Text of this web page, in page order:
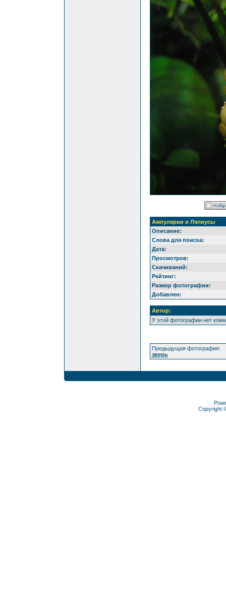
Ампулярии и Лялиусы
Описание:
Слова для поиска:
Дата:
Просмотров:
Скачиваний:
Рейтинг:
Размер фотографии:
Добавлен:
Автор:
У этой фотографии нет
Предыдущая фотография:
зверь
Copyright